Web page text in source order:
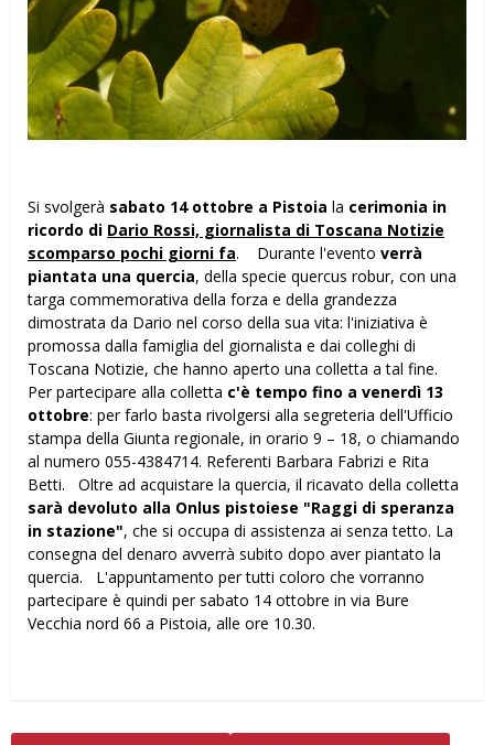
Si svolgerà sabato 14 ottobre a Pistoia la cerimonia in
ricordo di Dario Rossi, giornalista di Toscana Notizie
scomparso pochi giorni fa. Durante l'evento verrà
piantata una quercia, della specie quercus robur, con una
targa commemorativa della forza e della grandezza
dimostrata da Dario nel corso della sua vita: l'iniziativa è
promossa dalla famiglia del giornalista e dai colleghi di
Toscana Notizie, che hanno aperto una colletta a tal fine.
Per partecipare alla colletta c'è tempo fino a venerdì 13
ottobre: per farlo basta rivolgersi alla segreteria dell'Ufficio
stampa della Giunta regionale, in orario 9 – 18, o chiamando
al numero 055-4384714. Referenti Barbara Fabrizi e Rita
Betti. Oltre ad acquistare la quercia, il ricavato della colletta
sarà devoluto alla Onlus pistoiese "Raggi di speranza
in stazione", che si occupa di assistenza ai senza tetto. La
consegna del denaro avverrà subito dopo aver piantato la
quercia. L'appuntamento per tutti coloro che vorranno
partecipare è quindi per sabato 14 ottobre in via Bure
Vecchia nord 66 a Pistoia, alle ore 10.30.